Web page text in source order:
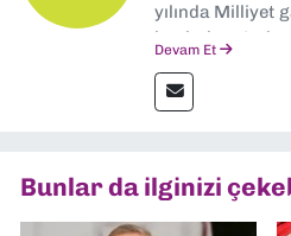
yılında Milliyet
başladım.
muhabir, editör,
müdürü olarak
Gazetesi'nde
Devam Et
Bunlar da ilginizi